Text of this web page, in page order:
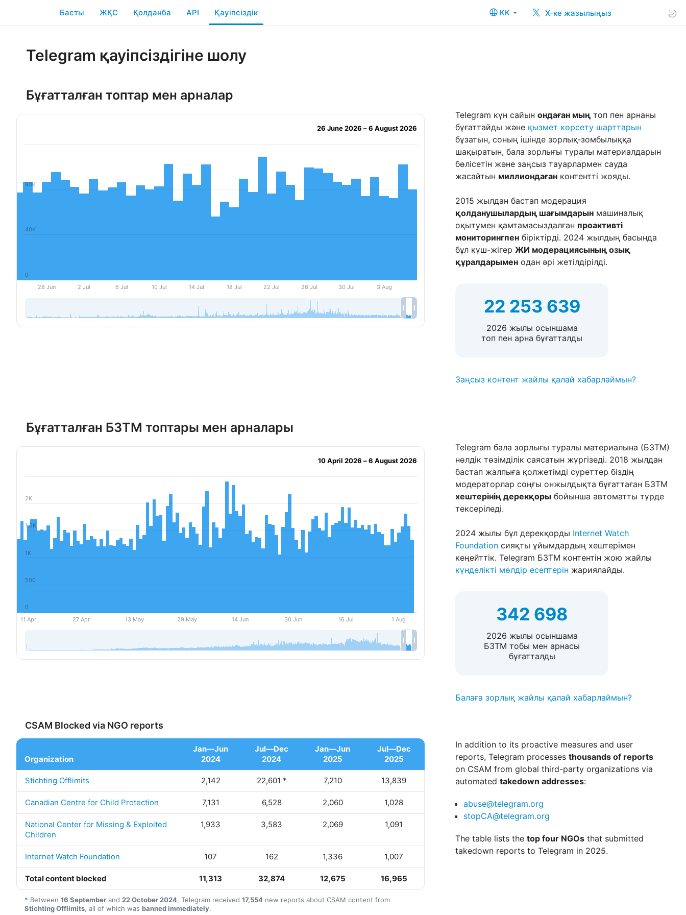
KK X-ке жазылыңыз
Басты ЖҚС Қолданба API Қауіпсіздік
Telegram қауіпсіздігіне шолу
Бұғатталған топтар мен арналар
Telegram күн сайын ондаған мың топ пен арнаны
бұғаттайды және қызмет көрсету шарттарын
бұзатын, соның ішінде зорлық-зомбылыққа
шақыратын, бала зорлығы туралы материалдарын
бөлісетін және заңсыз тауарлармен сауда
жасайтын миллиондаған контентті жояды.
2015 жылдан бастап модерация
қолданушылардың шағымдарын машиналық
оқытумен қамтамасыздалған проактивті
мониторингпен біріктірді. 2024 жылдың басында
бұл күш-жігер ЖИ модерациясының озық
құралдарымен одан әрі жетілдірілді.
22 253 639
2026 жылы осыншама
топ пен арна бұғатталды
Заңсыз контент жайлы қалай хабарлаймын?
Бұғатталған БЗТМ топтары мен арналары
Telegram бала зорлығы туралы материалына (БЗТМ)
нөлдік төзімділік саясатын жүргізеді. 2018 жылдан
бастап жалпыға қолжетімді суреттер біздің
модераторлар соңғы онжылдықта бұғаттаған БЗТМ
хештерінің дерекқоры бойынша автоматты түрде
тексеріледі.
2024 жылы бұл дерекқорды Internet Watch
Foundation сияқты ұйымдардың хештерімен
кеңейттік. Telegram БЗТМ контентін жою жайлы
күнделікті мөлдір есептерін жариялайды.
342 698
2026 жылы осыншама
БЗТМ тобы мен арнасы
бұғатталды
Балаға зорлық жайлы қалай хабарлаймын?
CSAM Blocked via NGO reports
Organization
Jan—Jun
2024
Jul—Dec
2024
Jan—Jun
2025
Jul—Dec
2025
Stichting Offlimits 2,142 22,601 * 7,210 13,839
Canadian Centre for Child Protection 7,131 6,528 2,060 1,028
National Center for Missing & Exploited
Children
1,933 3,583 2,069 1,091
Internet Watch Foundation 107 162 1,336 1,007
Total content blocked 11,313 32,874 12,675 16,965
* Between 16 September and 22 October 2024, Telegram received 17,554 new reports about CSAM content from
Stichting Offlimits, all of which was banned immediately.
In addition to its proactive measures and user
reports, Telegram processes thousands of reports
on CSAM from global third-party organizations via
automated takedown addresses:
abuse@telegram.org
stopCA@telegram.org
The table lists the top four NGOs that submitted
takedown reports to Telegram in 2025.